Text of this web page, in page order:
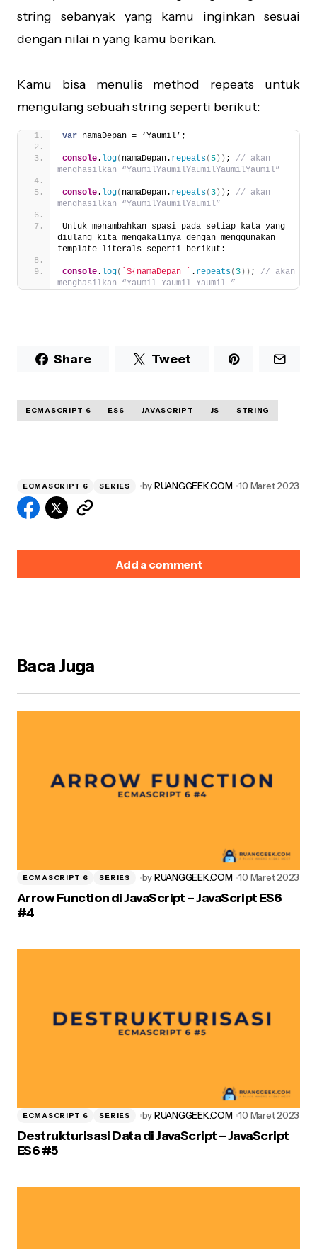
string sebanyak yang kamu inginkan sesuai
dengan nilai n yang kamu berikan.
Kamu bisa menulis method repeats untuk
mengulang sebuah string seperti berikut:
var namaDepan = ‘Yaumil’;
console. log( namaDepan. repeats( 5 ) ) ; // akan
menghasilkan “YaumilYaumilYaumilYaumilYaumil”
console. log( namaDepan. repeats( 3 ) ) ; // akan
menghasilkan “YaumilYaumilYaumil”
Untuk menambahkan spasi pada setiap kata yang
diulang kita mengakalinya dengan menggunakan
template literals seperti berikut:
console. log( `${namaDepan ` . repeats( 3 ) ) ; // akan
menghasilkan “Yaumil Yaumil Yaumil ”
Share Tweet
ECMASCRIPT 6 ES6 JAVASCRIPT JS STRING
ECMASCRIPT 6 SERIES byRUANGGEEK.COM 10 Maret 2023
Add a comment
Baca Juga
ECMASCRIPT 6 SERIES byRUANGGEEK.COM 10 Maret 2023
Arrow Function di JavaScript – JavaScript ES6
#4
ECMASCRIPT 6 SERIES byRUANGGEEK.COM 10 Maret 2023
Destrukturisasi Data di JavaScript – JavaScript
ES6 #5